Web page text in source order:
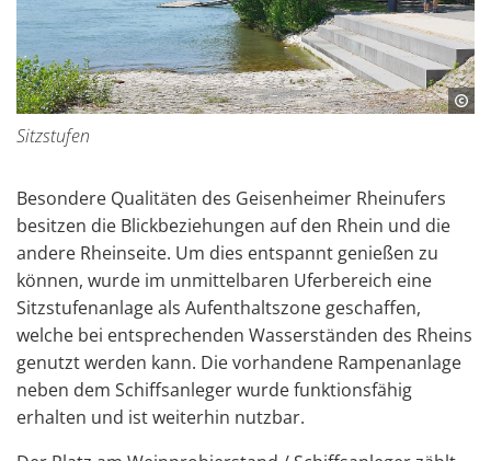
Sitzstufen
Besondere Qualitäten des Geisenheimer Rheinufers
besitzen die Blickbeziehungen auf den Rhein und die
andere Rheinseite. Um dies entspannt genießen zu
können, wurde im unmittelbaren Uferbereich eine
Sitzstufenanlage als Aufenthaltszone geschaffen,
welche bei entsprechenden Wasserständen des Rheins
genutzt werden kann. Die vorhandene Rampenanlage
neben dem Schiffsanleger wurde funktionsfähig
erhalten und ist weiterhin nutzbar.